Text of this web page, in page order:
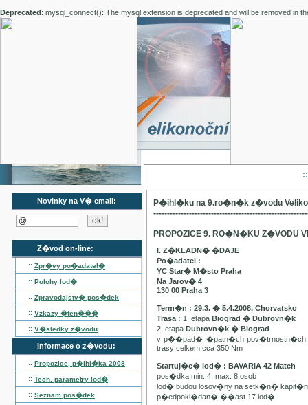
Deprecated: mysql_connect(): The mysql extension is deprecated and will be removed in
Novinky na V� email:
Z�vod on-line:
:: Zpr�vy po�adatel�
:: Polohy lod�
:: Zpravodajstv� pos�dek
:: Vzkazy �ten���
:: V�sledky z�vodu
Informace o z�vodu:
:: Propozice, p�ihl�ka 2008
:: Tech. parametry lod�
:: Seznam pos�dek
P�ihl�ku na 9.ro�n�k z�vodu
PROPOZICE 9. RO�N�KU Z�VODU
I. Z�KLADN� �DAJE
Po�adatel :
YC Star� M�sto Praha
Na Jarov� 4
130 00 Praha 3
Term�n : 29.3. � 5.4.2008, Chorvatsko
Trasa : 1. etapa Biograd � Dubrovn�k
2. etapa Dubrovn�k � Biograd
v p��pad� �patn�ch pov�trnostn�ch
trasy celkem cca 350 Nm
Startuj�c� lod� : BAVARIA 42 Match
pos�dka min. 4, max. 8 osob
lod� budou losov�ny na setk�n�
p�edpokl�dan� ��ast 17 lod�